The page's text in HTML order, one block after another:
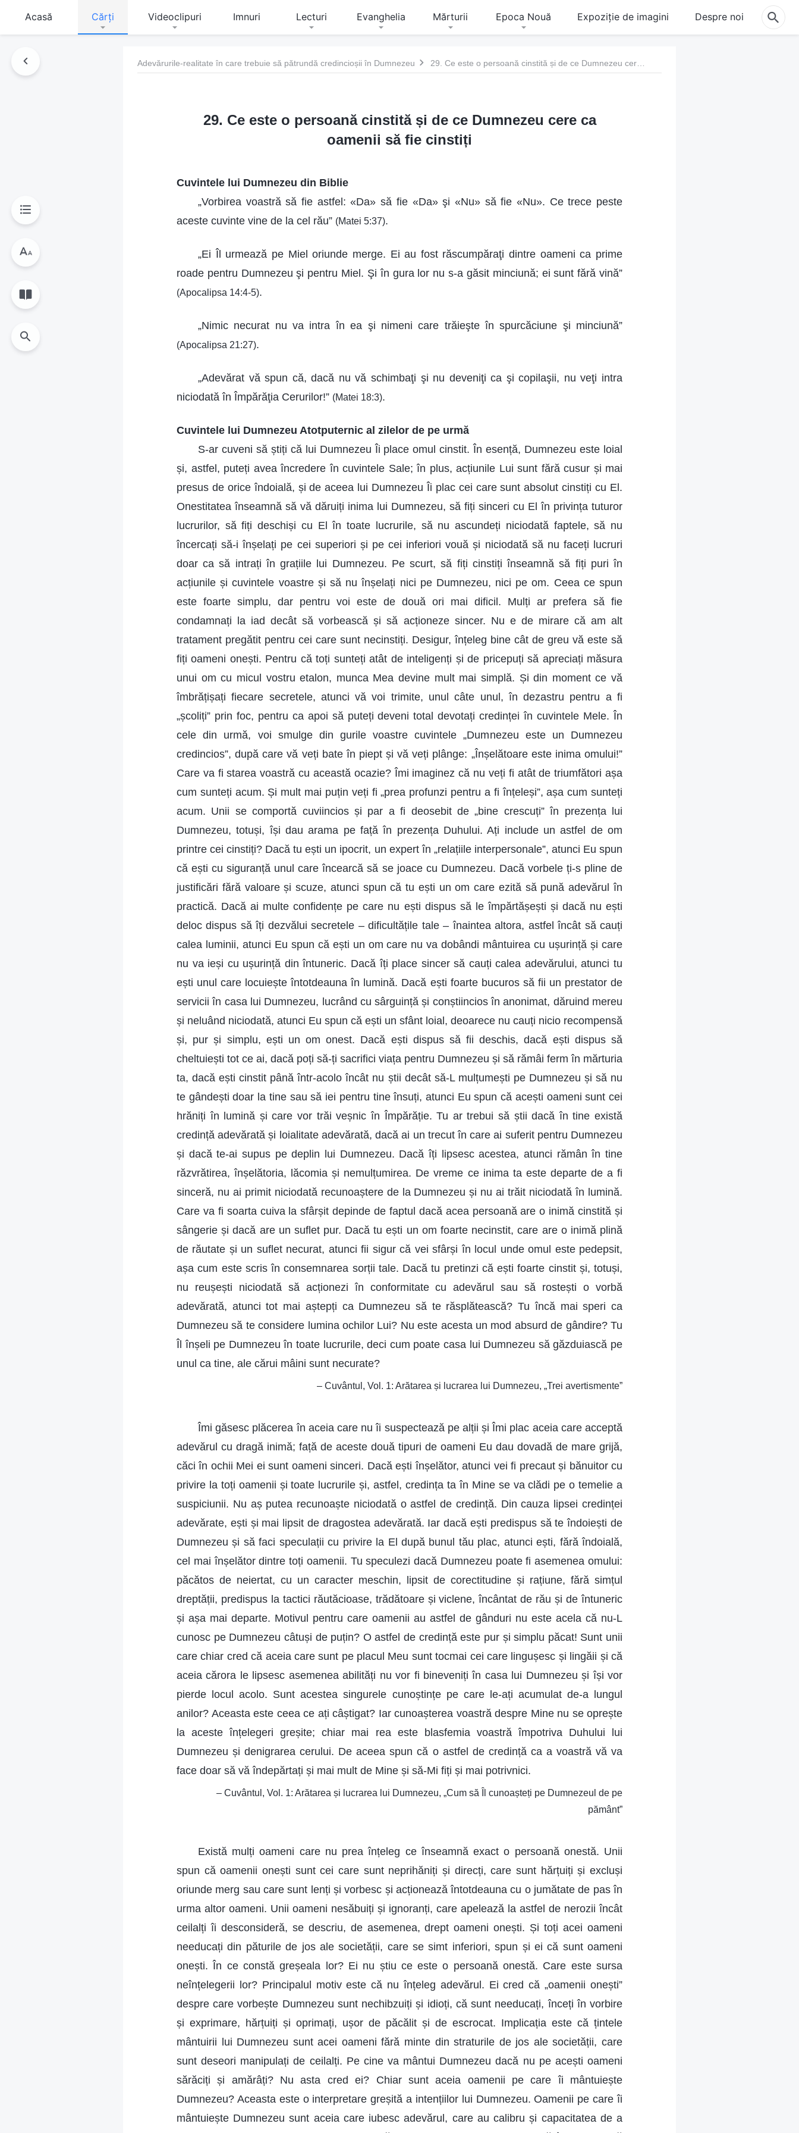
Acasă Cărți Videoclipuri Imnuri Lecturi Evanghelia Mărturii Epoca Nouă Expoziție de imagini Despre noi
Adevărurile-realitate în care trebuie să pătrundă credincioșii în Dumnezeu
29. Ce este o persoană cinstită și de ce Dumnezeu cere ca
oamenii să fie cinstiți
Cuvintele lui Dumnezeu din Biblie
„Vorbirea voastră să fie astfel: «Da» să fie «Da» şi «Nu» să fie «Nu». Ce trece peste
aceste cuvinte vine de la cel rău” (Matei 5:37).
„Ei Îl urmează pe Miel oriunde merge. Ei au fost răscumpăraţi dintre oameni ca prime
roade pentru Dumnezeu şi pentru Miel. Şi în gura lor nu s-a găsit minciună; ei sunt fără vină”
(Apocalipsa 14:4-5).
„Nimic necurat nu va intra în ea şi nimeni care trăieşte în spurcăciune şi minciună”
(Apocalipsa 21:27).
„Adevărat vă spun că, dacă nu vă schimbaţi şi nu deveniţi ca şi copilaşii, nu veţi intra
niciodată în Împărăţia Cerurilor!” (Matei 18:3).
Cuvintele lui Dumnezeu Atotputernic al zilelor de pe urmă
S-ar cuveni să știți că lui Dumnezeu Îi place omul cinstit. În esență, Dumnezeu este loial
și, astfel, puteți avea încredere în cuvintele Sale; în plus, acțiunile Lui sunt fără cusur și mai
presus de orice îndoială, și de aceea lui Dumnezeu Îi plac cei care sunt absolut cinstiți cu El.
Onestitatea înseamnă să vă dăruiți inima lui Dumnezeu, să fiți sinceri cu El în privința tuturor
lucrurilor, să fiți deschiși cu El în toate lucrurile, să nu ascundeți niciodată faptele, să nu
încercați să-i înșelați pe cei superiori și pe cei inferiori vouă și niciodată să nu faceți lucruri
doar ca să intrați în grațiile lui Dumnezeu. Pe scurt, să fiți cinstiți înseamnă să fiți puri în
acțiunile și cuvintele voastre și să nu înșelați nici pe Dumnezeu, nici pe om. Ceea ce spun
este foarte simplu, dar pentru voi este de două ori mai dificil. Mulți ar prefera să fie
condamnați la iad decât să vorbească și să acționeze sincer. Nu e de mirare că am alt
tratament pregătit pentru cei care sunt necinstiți. Desigur, înțeleg bine cât de greu vă este să
fiți oameni onești. Pentru că toți sunteți atât de inteligenți și de pricepuți să apreciați măsura
unui om cu micul vostru etalon, munca Mea devine mult mai simplă. Și din moment ce vă
îmbrățișați fiecare secretele, atunci vă voi trimite, unul câte unul, în dezastru pentru a fi
„școliți” prin foc, pentru ca apoi să puteți deveni total devotați credinței în cuvintele Mele. În
cele din urmă, voi smulge din gurile voastre cuvintele „Dumnezeu este un Dumnezeu
credincios”, după care vă veți bate în piept și vă veți plânge: „Înșelătoare este inima omului!”
Care va fi starea voastră cu această ocazie? Îmi imaginez că nu veți fi atât de triumfători așa
cum sunteți acum. Și mult mai puțin veți fi „prea profunzi pentru a fi înțeleși”, așa cum sunteți
acum. Unii se comportă cuviincios și par a fi deosebit de „bine crescuți” în prezența lui
Dumnezeu, totuși, își dau arama pe față în prezența Duhului. Ați include un astfel de om
printre cei cinstiți? Dacă tu ești un ipocrit, un expert în „relațiile interpersonale”, atunci Eu spun
că ești cu siguranță unul care încearcă să se joace cu Dumnezeu. Dacă vorbele ți-s pline de
justificări fără valoare și scuze, atunci spun că tu ești un om care ezită să pună adevărul în
practică. Dacă ai multe confidențe pe care nu ești dispus să le împărtășești și dacă nu ești
deloc dispus să îți dezvălui secretele – dificultățile tale – înaintea altora, astfel încât să cauți
calea luminii, atunci Eu spun că ești un om care nu va dobândi mântuirea cu ușurință și care
nu va ieși cu ușurință din întuneric. Dacă îți place sincer să cauți calea adevărului, atunci tu
ești unul care locuiește întotdeauna în lumină. Dacă ești foarte bucuros să fii un prestator de
servicii în casa lui Dumnezeu, lucrând cu sârguință și conștiincios în anonimat, dăruind mereu
și neluând niciodată, atunci Eu spun că ești un sfânt loial, deoarece nu cauți nicio recompensă
și, pur și simplu, ești un om onest. Dacă ești dispus să fii deschis, dacă ești dispus să
cheltuiești tot ce ai, dacă poți să-ți sacrifici viața pentru Dumnezeu și să rămâi ferm în mărturia
ta, dacă ești cinstit până într-acolo încât nu știi decât să-L mulțumești pe Dumnezeu și să nu
te gândești doar la tine sau să iei pentru tine însuți, atunci Eu spun că acești oameni sunt cei
hrăniți în lumină și care vor trăi veșnic în Împărăție. Tu ar trebui să știi dacă în tine există
credință adevărată și loialitate adevărată, dacă ai un trecut în care ai suferit pentru Dumnezeu
și dacă te-ai supus pe deplin lui Dumnezeu. Dacă îți lipsesc acestea, atunci rămân în tine
răzvrătirea, înșelătoria, lăcomia și nemulțumirea. De vreme ce inima ta este departe de a fi
sinceră, nu ai primit niciodată recunoaștere de la Dumnezeu și nu ai trăit niciodată în lumină.
Care va fi soarta cuiva la sfârșit depinde de faptul dacă acea persoană are o inimă cinstită și
sângerie și dacă are un suflet pur. Dacă tu ești un om foarte necinstit, care are o inimă plină
de răutate și un suflet necurat, atunci fii sigur că vei sfârși în locul unde omul este pedepsit,
așa cum este scris în consemnarea sorții tale. Dacă tu pretinzi că ești foarte cinstit și, totuși,
nu reușești niciodată să acționezi în conformitate cu adevărul sau să rostești o vorbă
adevărată, atunci tot mai aștepți ca Dumnezeu să te răsplătească? Tu încă mai speri ca
Dumnezeu să te considere lumina ochilor Lui? Nu este acesta un mod absurd de gândire? Tu
Îl înșeli pe Dumnezeu în toate lucrurile, deci cum poate casa lui Dumnezeu să găzduiască pe
unul ca tine, ale cărui mâini sunt necurate?
– Cuvântul, Vol. 1: Arătarea și lucrarea lui Dumnezeu, „Trei avertismente”
Îmi găsesc plăcerea în aceia care nu îi suspectează pe alții și Îmi plac aceia care acceptă
adevărul cu dragă inimă; față de aceste două tipuri de oameni Eu dau dovadă de mare grijă,
căci în ochii Mei ei sunt oameni sinceri. Dacă ești înșelător, atunci vei fi precaut și bănuitor cu
privire la toți oamenii și toate lucrurile și, astfel, credința ta în Mine se va clădi pe o temelie a
suspiciunii. Nu aș putea recunoaște niciodată o astfel de credință. Din cauza lipsei credinței
adevărate, ești și mai lipsit de dragostea adevărată. Iar dacă ești predispus să te îndoiești de
Dumnezeu și să faci speculații cu privire la El după bunul tău plac, atunci ești, fără îndoială,
cel mai înșelător dintre toți oamenii. Tu speculezi dacă Dumnezeu poate fi asemenea omului:
păcătos de neiertat, cu un caracter meschin, lipsit de corectitudine și rațiune, fără simțul
dreptății, predispus la tactici răutăcioase, trădătoare și viclene, încântat de rău și de întuneric
și așa mai departe. Motivul pentru care oamenii au astfel de gânduri nu este acela că nu-L
cunosc pe Dumnezeu câtuși de puțin? O astfel de credință este pur și simplu păcat! Sunt unii
care chiar cred că aceia care sunt pe placul Meu sunt tocmai cei care lingușesc și lingăii și că
aceia cărora le lipsesc asemenea abilități nu vor fi bineveniți în casa lui Dumnezeu și își vor
pierde locul acolo. Sunt acestea singurele cunoștințe pe care le-ați acumulat de-a lungul
anilor? Aceasta este ceea ce ați câștigat? Iar cunoașterea voastră despre Mine nu se oprește
la aceste înțelegeri greșite; chiar mai rea este blasfemia voastră împotriva Duhului lui
Dumnezeu și denigrarea cerului. De aceea spun că o astfel de credință ca a voastră vă va
face doar să vă îndepărtați și mai mult de Mine și să-Mi fiți și mai potrivnici.
– Cuvântul, Vol. 1: Arătarea și lucrarea lui Dumnezeu, „Cum să Îl cunoașteți pe Dumnezeul de pe
pământ”
Există mulți oameni care nu prea înțeleg ce înseamnă exact o persoană onestă. Unii
spun că oamenii onești sunt cei care sunt neprihăniți și direcți, care sunt hărțuiți și excluși
oriunde merg sau care sunt lenți și vorbesc și acționează întotdeauna cu o jumătate de pas în
urma altor oameni. Unii oameni nesăbuiți și ignoranți, care apelează la astfel de nerozii încât
ceilalți îi desconsideră, se descriu, de asemenea, drept oameni onești. Și toți acei oameni
needucați din păturile de jos ale societății, care se simt inferiori, spun și ei că sunt oameni
onești. În ce constă greșeala lor? Ei nu știu ce este o persoană onestă. Care este sursa
neînțelegerii lor? Principalul motiv este că nu înțeleg adevărul. Ei cred că „oamenii onești”
despre care vorbește Dumnezeu sunt nechibzuiți și idioți, că sunt needucați, înceți în vorbire
și exprimare, hărțuiți și oprimați, ușor de păcălit și de escrocat. Implicația este că țintele
mântuirii lui Dumnezeu sunt acei oameni fără minte din straturile de jos ale societății, care
sunt deseori manipulați de ceilalți. Pe cine va mântui Dumnezeu dacă nu pe acești oameni
sărăciți și amărâți? Nu asta cred ei? Chiar sunt aceia oamenii pe care îi mântuiește
Dumnezeu? Aceasta este o interpretare greșită a intențiilor lui Dumnezeu. Oamenii pe care îi
mântuiește Dumnezeu sunt aceia care iubesc adevărul, care au calibru și capacitatea de a